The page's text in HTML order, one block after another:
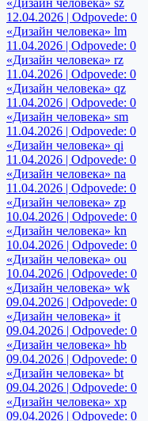
«Дизайн человека» sz
12.04.2026 | Odpovede: 0
«Дизайн человека» lm
11.04.2026 | Odpovede: 0
«Дизайн человека» rz
11.04.2026 | Odpovede: 0
«Дизайн человека» qz
11.04.2026 | Odpovede: 0
«Дизайн человека» sm
11.04.2026 | Odpovede: 0
«Дизайн человека» qi
11.04.2026 | Odpovede: 0
«Дизайн человека» na
11.04.2026 | Odpovede: 0
«Дизайн человека» zp
10.04.2026 | Odpovede: 0
«Дизайн человека» kn
10.04.2026 | Odpovede: 0
«Дизайн человека» ou
10.04.2026 | Odpovede: 0
«Дизайн человека» wk
09.04.2026 | Odpovede: 0
«Дизайн человека» it
09.04.2026 | Odpovede: 0
«Дизайн человека» hb
09.04.2026 | Odpovede: 0
«Дизайн человека» bt
09.04.2026 | Odpovede: 0
«Дизайн человека» xp
09.04.2026 | Odpovede: 0